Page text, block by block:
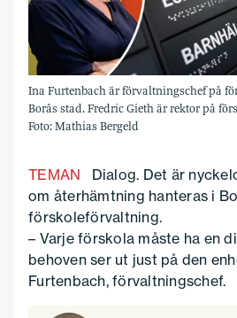
Ina Furtenbach är förvaltningschef på
Borås stad. Fredric Gieth är rektor på
Foto: Mathias Bergeld
TEMAN
Dialog. Det är
om återhämtning hanteras i
förskoleförvaltning.
– Varje förskola måste ha en
behoven ser ut just på den
Furtenbach, förvaltningschef.